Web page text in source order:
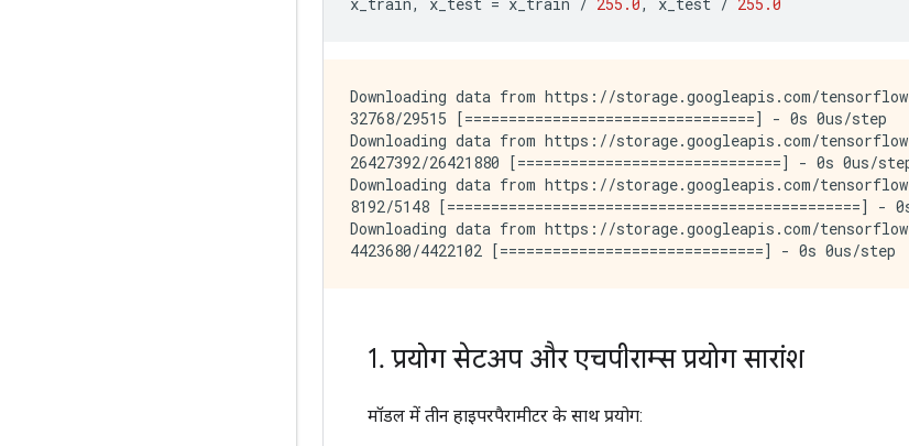
Downloading data from https://storage.googleapis.com/
32768/29515 [=================================] - 0s 0us/step
Downloading data from https://storage.googleapis.com/
26427392/26421880 [==============================] - 0s 0us/
Downloading data from https://storage.googleapis.com/
8192/5148 [===============================================] -
Downloading data from https://storage.googleapis.com/
1. प्रयोग सेटअप और एचपीराम्स प्रयोग सारांश
मॉडल में तीन हाइपरपैरामीटर के साथ प्रयोग: